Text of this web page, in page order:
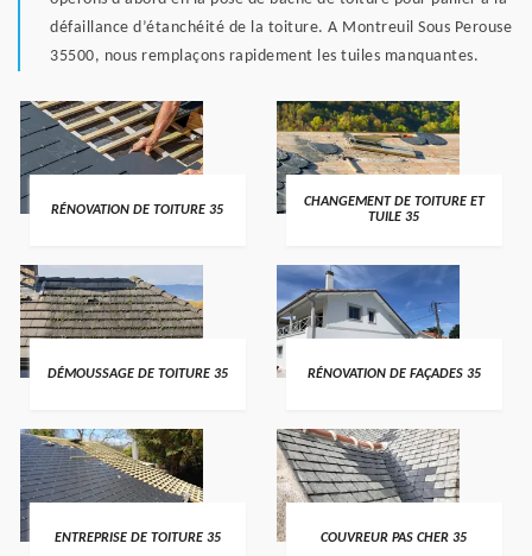
défaillance d’étanchéité de la toiture. A Montreuil Sous Perouse
35500, nous remplaçons rapidement les tuiles manquantes.
RÉNOVATION DE TOITURE 35
CHANGEMENT DE TOITURE ET
TUILE 35
DÉMOUSSAGE DE TOITURE 35 RÉNOVATION DE FAÇADES 35
ENTREPRISE DE TOITURE 35 COUVREUR PAS CHER 35